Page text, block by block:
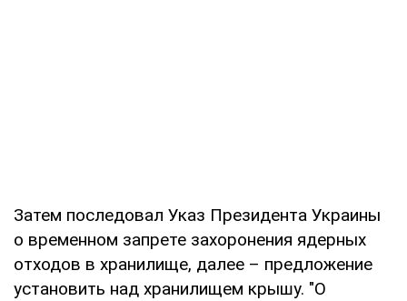
Затем последовал Указ Президента Украины
о временном запрете захоронения ядерных
отходов в хранилище, далее – предложение
установить над хранилищем крышу. "О